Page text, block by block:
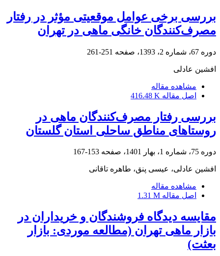
بررسی برخی عوامل موقعیتی مؤثر در رفتار
مصرف‌کنندگان خانگی ماهی در تهران
دوره 67، شماره 2، 1393، صفحه 251-261
افشین عادلی
مشاهده مقاله
اصل مقاله 416.48 K
بررسی رفتار مصرف‌کنندگان ماهی در
روستاهای مناطق ساحلی استان گلستان
دوره 75، شماره 1، بهار 1401، صفحه 153-167
افشین عادلی، عیسی پنق، طاهره تاقانی
مشاهده مقاله
اصل مقاله 1.31 M
مقایسه دیدگاه فروشندگان و خریداران در
بازار ماهی تهران (مطالعه موردی: بازار
بعثت)